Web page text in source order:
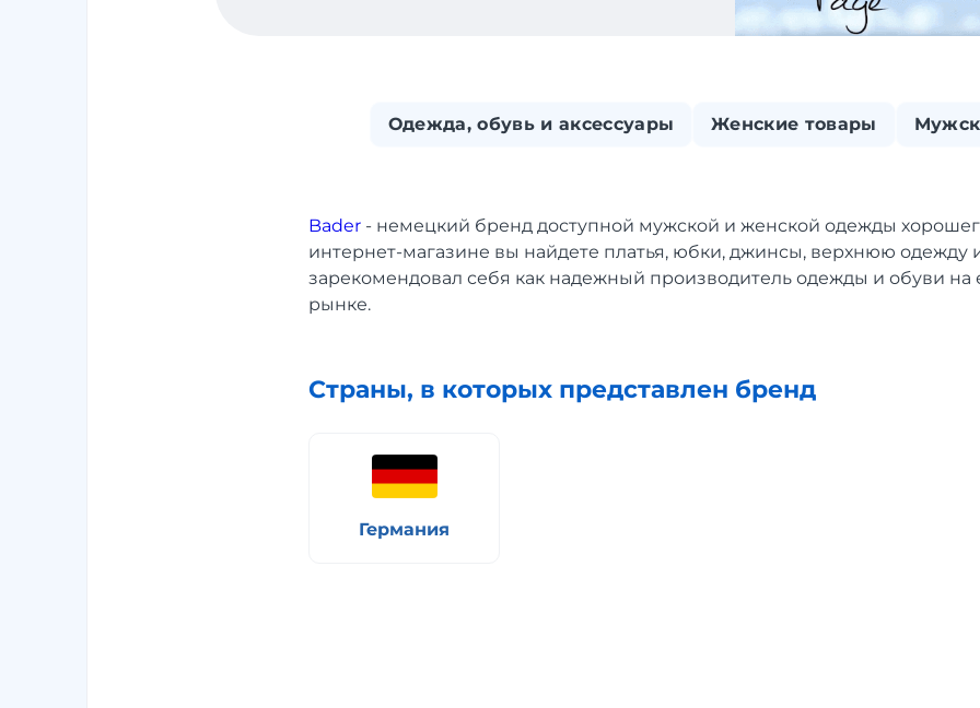
Одежда, обувь и аксессуары Женские товары
Bader - немецкий бренд доступной мужской и женской одежды
интернет-магазине вы найдете платья, юбки, джинсы, верхнюю одежду
зарекомендовал себя как надежный производитель одежды и обуви на
рынке.
Страны, в которых представлен бренд
Германия